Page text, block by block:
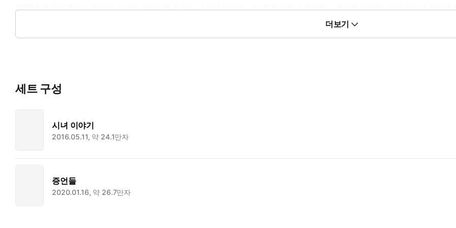
1985년 출간 이후 디스토피아 소설의 교본으로 꼽히는 『시녀 이야기』의 후속 신작 『증언들』 출간을 기념해, 시녀 이야기 전자책
가상의 미국 정권을 무대로 성과 권력의 어두운 관계를 적나라하게 드러낸 스테디셀러이자, 2017년 전 세계적인 인기를 모은 드라마
럼프 대통령에 대한 반대 운동의 상징이 된 『시녀 이야기』를 필두로, 그로부터 15년 뒤의 이야기를 그리고 있는 후속 신작 『증언들
더보기
세트 구성
시녀 이야기
2016.05.11, 약 24.1만자
증언들
2020.01.16, 약 26.7만자